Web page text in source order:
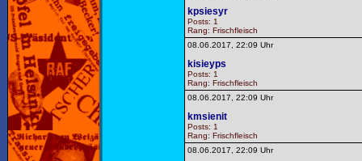
kpsiesyr
Posts: 1
Rang: Frischfleisch
08.06.2017, 22:09 Uhr
kisieyps
Posts: 1
Rang: Frischfleisch
08.06.2017, 22:09 Uhr
kmsienit
Posts: 1
Rang: Frischfleisch
08.06.2017, 22:09 Uhr